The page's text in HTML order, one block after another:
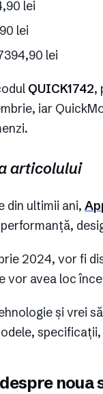
lei
lei
lei
QUICK1742,
iar
articolului
din ultimii ani,
2024, vor fi
vor avea loc
și vrei
noua